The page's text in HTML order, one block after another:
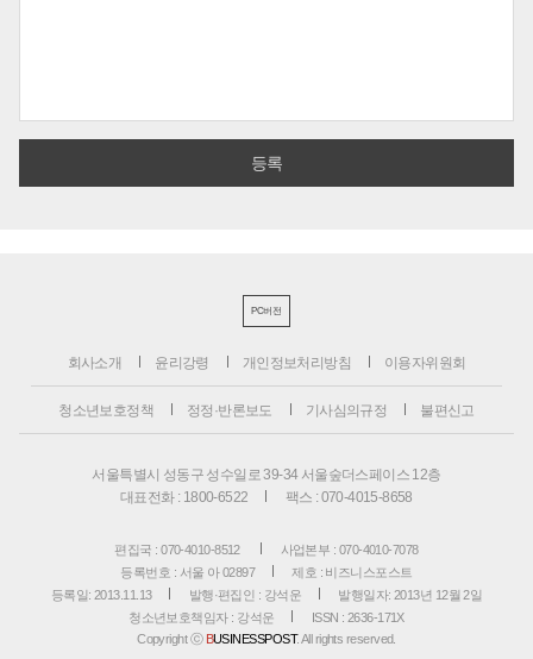
PC버전
회사소개 윤리강령 개인정보처리방침 이용자위원회
청소년보호정책 정정·반론보도 기사심의규정 불편신고
서울특별시 성동구 성수일로 39-34 서울숲더스페이스 12층
대표전화 : 1800-6522
팩스 : 070-4015-8658
편집국 : 070-4010-8512
사업본부 : 070-4010-7078
등록번호 : 서울 아 02897
제호 : 비즈니스포스트
등록일: 2013.11.13
발행·편집인 : 강석운
발행일자: 2013년 12월 2일
청소년보호책임자 : 강석운
ISSN : 2636-171X
Copyright ⓒ BUSINESSPOST. All rights reserved.